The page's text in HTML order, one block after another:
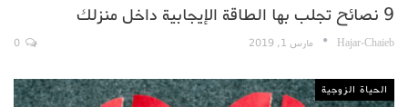
9 نصائح تجلب بها الطاقة الإيجابية داخل منزلك
Hajar-Chaieb مارس 1, 2019
الحياة الزوجية